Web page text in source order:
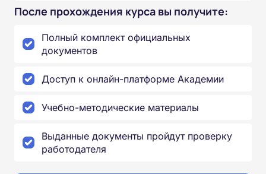
После прохождения курса вы получите:
Полный комплект официальных
документов
Доступ к онлайн-платформе Академии
Учебно-методические материалы
Выданные документы пройдут проверку
работодателя